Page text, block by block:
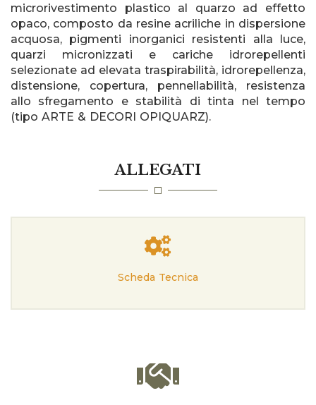
microrivestimento plastico al quarzo ad effetto
opaco, composto da resine acriliche in dispersione
acquosa, pigmenti inorganici resistenti alla luce,
quarzi micronizzati e cariche idrorepellenti
selezionate ad elevata traspirabilità, idrorepellenza,
distensione, copertura, pennellabilità, resistenza
allo sfregamento e stabilità di tinta nel tempo
(tipo ARTE & DECORI OPIQUARZ).
ALLEGATI
Scheda Tecnica